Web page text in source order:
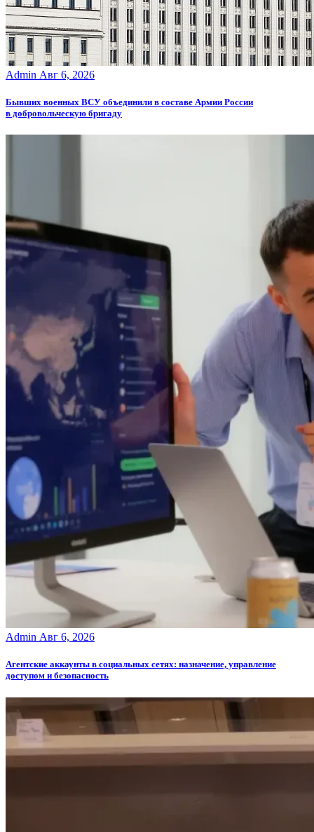
Admin Авг 6, 2026
Бывших военных ВСУ объединили в составе Армии России
в добровольческую бригаду
Admin Авг 6, 2026
Агентские аккаунты в социальных сетях: назначение, управление
доступом и безопасность